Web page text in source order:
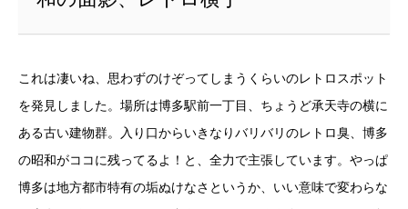
これは凄いね、思わずのけぞってしまうくらいのレトロスポット
を発見しました。場所は博多駅前一丁目、ちょうど承天寺の横に
ある古い建物群。入り口からいきなりバリバリのレトロ臭、博多
の昭和がココに残ってるよ！と、全力で主張しています。やっぱ
博多は地方都市特有の垢ぬけなさというか、いい意味で変わらな